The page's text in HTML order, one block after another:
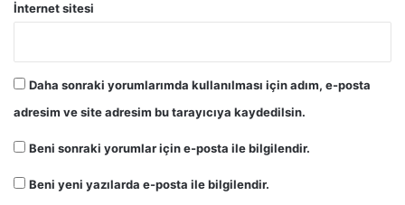
İnternet sitesi
Daha sonraki yorumlarımda kullanılması için adım, e-posta
adresim ve site adresim bu tarayıcıya kaydedilsin.
Beni sonraki yorumlar için e-posta ile bilgilendir.
Beni yeni yazılarda e-posta ile bilgilendir.